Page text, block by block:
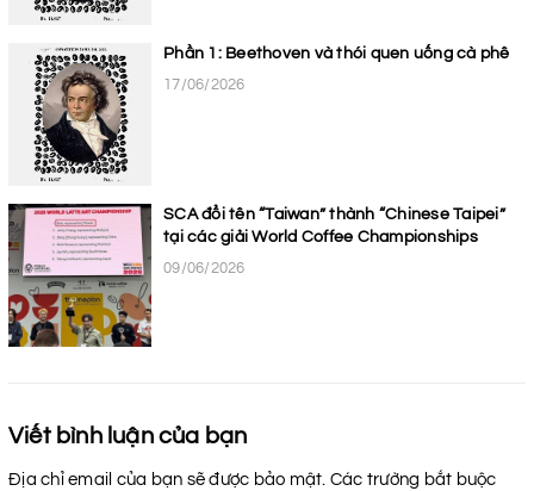
Phần 1: Beethoven và thói quen uống cà phê
17/06/2026
SCA đổi tên “Taiwan” thành “Chinese Taipei”
tại các giải World Coffee Championships
09/06/2026
Viết bình luận của bạn
Địa chỉ email của bạn sẽ được bảo mật. Các trường bắt buộc